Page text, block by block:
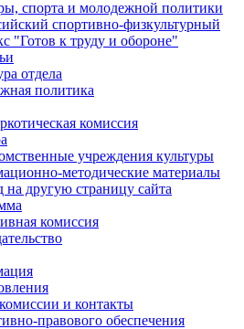
спорта и молодежной политики
спортивно-физкультурный
"Готов к труду и обороне"
отдела
политика
комиссия
учреждения культуры
методические материалы
на другую страницу сайта
комиссия
и контакты
правового обеспечения